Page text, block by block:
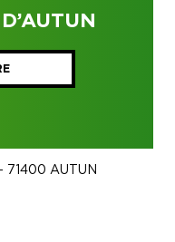
71400 AUTUN